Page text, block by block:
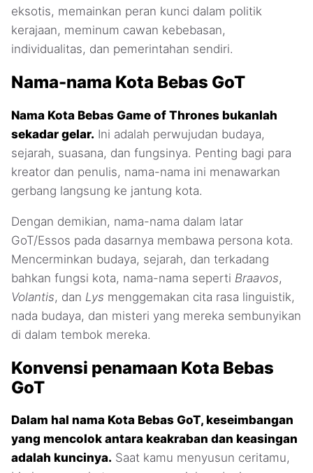
eksotis, memainkan peran kunci dalam politik
kerajaan, meminum cawan kebebasan,
individualitas, dan pemerintahan sendiri.
Nama-nama Kota Bebas GoT
Nama Kota Bebas Game of Thrones bukanlah
sekadar gelar. Ini adalah perwujudan budaya,
sejarah, suasana, dan fungsinya. Penting bagi para
kreator dan penulis, nama-nama ini menawarkan
gerbang langsung ke jantung kota.
Dengan demikian, nama-nama dalam latar
GoT/Essos pada dasarnya membawa persona kota.
Mencerminkan budaya, sejarah, dan terkadang
bahkan fungsi kota, nama-nama seperti Braavos,
Volantis, dan Lys menggemakan cita rasa linguistik,
nada budaya, dan misteri yang mereka sembunyikan
di dalam tembok mereka.
Konvensi penamaan Kota Bebas
GoT
Dalam hal nama Kota Bebas GoT, keseimbangan
yang mencolok antara keakraban dan keasingan
adalah kuncinya. Saat kamu menyusun ceritamu,